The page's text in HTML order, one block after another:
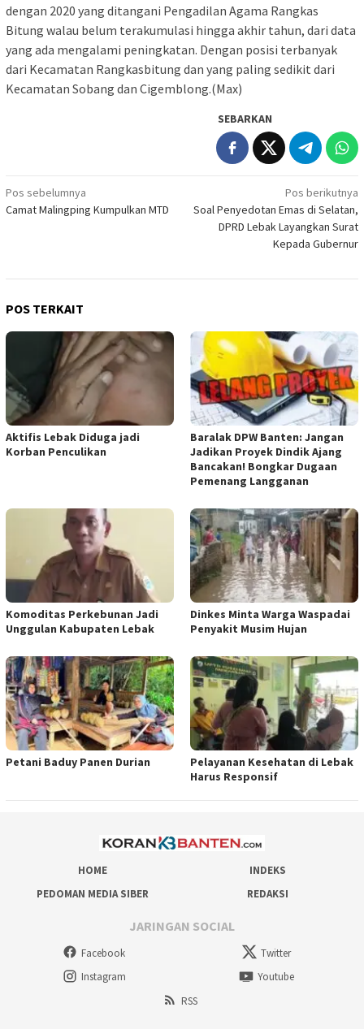
dengan 2020 yang ditangani Pengadilan Agama Rangkas
Bitung walau belum terakumulasi hingga akhir tahun, dari data
yang ada mengalami peningkatan. Dengan posisi terbanyak
dari Kecamatan Rangkasbitung dan yang paling sedikit dari
Kecamatan Sobang dan Cigemblong.(Max)
SEBARKAN
Navigasi
pos
Pos sebelumnya
Camat Malingping Kumpulkan MTD
Pos berikutnya
Soal Penyedotan Emas di Selatan,
DPRD Lebak Layangkan Surat
Kepada Gubernur
POS TERKAIT
Aktifis Lebak Diduga jadi
Korban Penculikan
Baralak DPW Banten: Jangan
Jadikan Proyek Dindik Ajang
Bancakan! Bongkar Dugaan
Pemenang Langganan
Komoditas Perkebunan Jadi
Unggulan Kabupaten Lebak
Dinkes Minta Warga Waspadai
Penyakit Musim Hujan
Petani Baduy Panen Durian
Pelayanan Kesehatan di Lebak
Harus Responsif
HOME
INDEKS
PEDOMAN MEDIA SIBER
REDAKSI
JARINGAN SOCIAL
Facebook
Twitter
Instagram
Youtube
RSS